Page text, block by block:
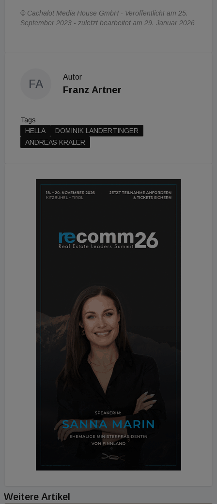
© Cachalot Media House GmbH - Veröffentlicht am 25.
September 2023 - zuletzt bearbeitet am 29. Januar 2026
FA
Autor
Franz Artner
Tags
HELLA
DOMINIK LANDERTINGER
ANDREAS KRALER
Weitere Artikel